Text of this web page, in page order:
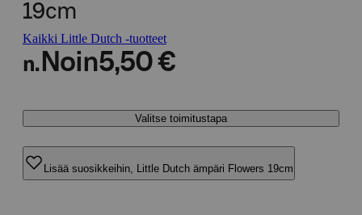
19cm
Kaikki Little Dutch -tuotteet
n. Noin5,50 €
Valitse toimitustapa
Lisää suosikkeihin, Little Dutch ämpäri Flowers 19cm